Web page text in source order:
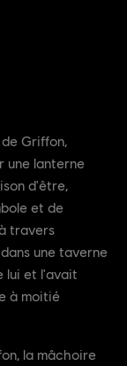
Griffon,
une lanterne
d'être,
et de
travers
une taverne
lui et l'avait
à moitié
la mâchoire